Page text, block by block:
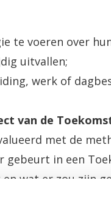
te voeren over
uitvallen;
werk of
van de
met de
gebeurt in een
wat er zou zijn